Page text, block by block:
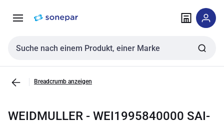
NavigationInhalt
Sucheingabe
Breadcrumb anzeigen
WEIDMULLER - WEI1995840000 SAI-